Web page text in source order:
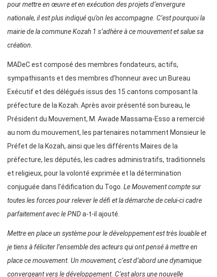
pour mettre en œuvre et en exécution des projets d’envergure
nationale, il est plus indiqué qu’on les accompagne. C’est pourquoi la
mairie de la commune Kozah 1 s’adhère à ce mouvement et salue sa
création.
MADeC est composé des membres fondateurs, actifs,
sympathisants et des membres d’honneur avec un Bureau
Exécutif et des délégués issus des 15 cantons composant la
préfecture de la Kozah. Après avoir présenté son bureau, le
Président du Mouvement, M. Awade Massama-Esso a remercié
au nom du mouvement, les partenaires notamment Monsieur le
Préfet de la Kozah, ainsi que les différents Maires de la
préfecture, les députés, les cadres administratifs, traditionnels
et religieux, pour la volonté exprimée et la détermination
conjuguée dans l’édification du Togo. Le Mouvement compte sur
toutes les forces pour relever le défi et la démarche de celui-ci cadre
parfaitement avec le PNDa-t-il ajouté.
Mettre en place un système pour le développement est très louable et
je tiens à féliciter l’ensemble des acteurs qui ont pensé à mettre en
place ce mouvement. Un mouvement, c’est d’abord une dynamique
convergeant vers le développement. C’est alors une nouvelle